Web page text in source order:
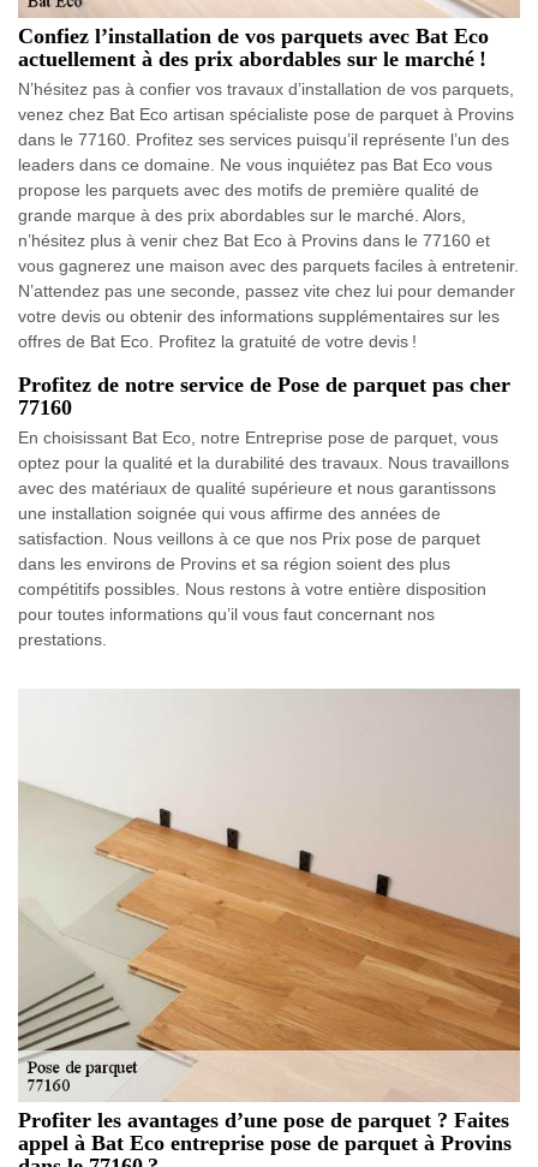
Confiez l’installation de vos parquets avec Bat Eco
actuellement à des prix abordables sur le marché !
N’hésitez pas à confier vos travaux d’installation de vos parquets,
venez chez Bat Eco artisan spécialiste pose de parquet à Provins
dans le 77160. Profitez ses services puisqu’il représente l’un des
leaders dans ce domaine. Ne vous inquiétez pas Bat Eco vous
propose les parquets avec des motifs de première qualité de
grande marque à des prix abordables sur le marché. Alors,
n’hésitez plus à venir chez Bat Eco à Provins dans le 77160 et
vous gagnerez une maison avec des parquets faciles à entretenir.
N’attendez pas une seconde, passez vite chez lui pour demander
votre devis ou obtenir des informations supplémentaires sur les
offres de Bat Eco. Profitez la gratuité de votre devis !
Profitez de notre service de Pose de parquet pas cher
77160
En choisissant Bat Eco, notre Entreprise pose de parquet, vous
optez pour la qualité et la durabilité des travaux. Nous travaillons
avec des matériaux de qualité supérieure et nous garantissons
une installation soignée qui vous affirme des années de
satisfaction. Nous veillons à ce que nos Prix pose de parquet
dans les environs de Provins et sa région soient des plus
compétitifs possibles. Nous restons à votre entière disposition
pour toutes informations qu’il vous faut concernant nos
prestations.
Profiter les avantages d’une pose de parquet ? Faites
appel à Bat Eco entreprise pose de parquet à Provins